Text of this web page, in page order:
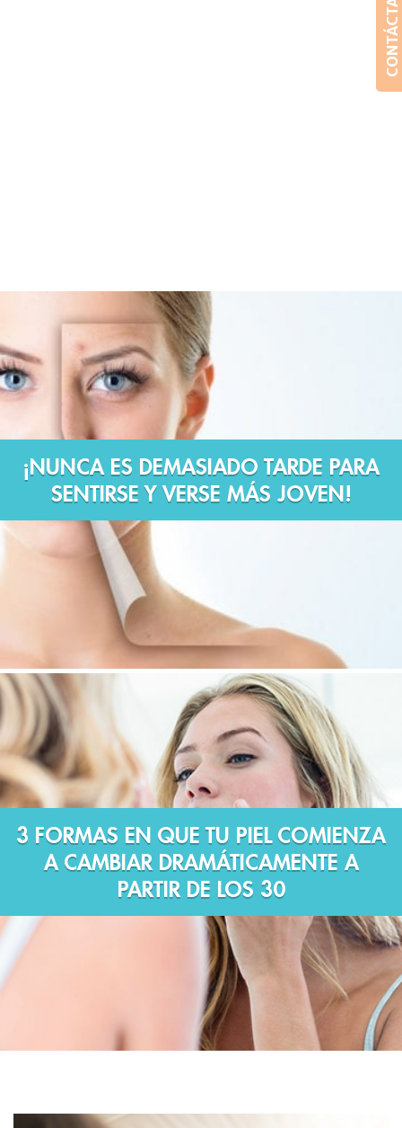
¡NUNCA ES DEMASIADO TARDE PARA
SENTIRSE Y VERSE MÁS JOVEN!
3 FORMAS EN QUE TU PIEL COMIENZA
A CAMBIAR DRAMÁTICAMENTE A
PARTIR DE LOS 30